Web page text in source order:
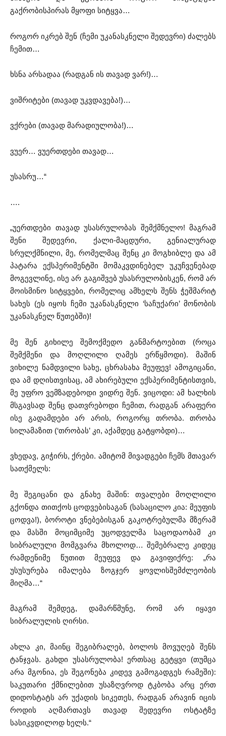
გაქრობისპირას მყოფი სიტყვა…
როგორ იკრებ შენ (ჩემი უკანასკნელი შედევრი) ძალებს
ჩემით…
ხსნა არსადაა (რადგან ის თავად ვარ!)…
ვიშრიტები (თავად უკვდავება!)…
ვქრები (თავად მარადიულობა!)…
ვუერ… ვუერთდები თავად…
უსასრუ…“
….
„უერთდები თავად უსასრულობას შემქმნელო! მაგრამ
შენი შედევრი, ქალი-მაცდური, გენიალურად
სრულქმნილი, მე, რომელმაც შენც კი მოგხიბლე და ამ
პატარა ექსპერიმენტში მომაკვდინებელ უკუჩვენებად
მოგევლინე, ისე არ გაგიშვებ უსასრულობისკენ, რომ არ
მოისმინო სიტყვები, რომელიც ამხელს შენს ჭეშმარიტ
სახეს (ეს იყოს ჩემი უკანასკნელი ‘საჩუქარი’ მონობის
უკანასკნელ წუთებში)!
მე შენ გიხილე შემოქმედო განმარტოებით (როცა
შემქმენი და მოღლილი ღამეს ერწყმოდი). მაშინ
ვიხილე ნამდვილი სახე, ცხრასახა მეუფევ! ამოგიცანი,
და ამ დღისთვისაც, ამ ახირებული ექსპერიმენტისთვის,
მე უფრო ვემზადებოდი ვიდრე შენ. ვიცოდი: ამ ხალხის
მსგავსად შენც დათვრებოდი ჩემით, რადგან არაფერი
ისე გადამდები არ არის, როგორც თრობა. თრობა
სილამაზით (‘თრობას’ კი, აქამდეც გატყობდი)…
ვხედავ, გიჭირს, ქრები. ამიტომ მივადგები ჩემს მთავარ
სათქმელს:
მე შეგიცანი და გნახე მაშინ: თვალები მოღლილი
გქონდა თითქოს ცოდვებისაგან (სასაცილო კია: მეუფის
ცოდვა!), ბოროტი ვნებებისგან გაკოტრებულმა მზერამ
და მასში მოციმციმე უცოდველმა საცოდაობამ კი
სიბრალული მომგვარა მხოლოდ… შემებრალე კიდეც
რამდენიმე წუთით მეუფევ და გავიფიქრე: „რა
უსუსურება იმალება ზოგჯერ ყოვლისშემძლეობის
მიღმა…“
მაგრამ შემდეგ, დამარწმუნე, რომ არ იყავი
სიბრალულის ღირსი.
ახლა კი, მაინც შეგიბრალებ, ბოლოს მოვუღებ შენს
ტანჯვას. გახდი უსასრულობა! ერთსაც გეტყვი (თუმცა
არა მგონია, ეს შეგონება კიდევ გამოგადგეს რამეში):
საკუთარი ქმნილებით უსაზღვროდ ტკბობა არც ერთ
დიდოსტატს არ უქადის სიკეთეს, რადგან არავინ იცის
როდის აღმართავს თავად შედევრი ოსტატზე
სასიკვდილოდ ხელს.“